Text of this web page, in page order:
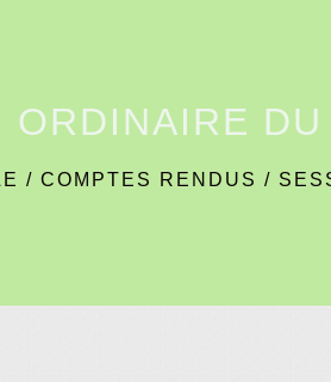
ORDINAIRE
/ COMPTES RENDUS /